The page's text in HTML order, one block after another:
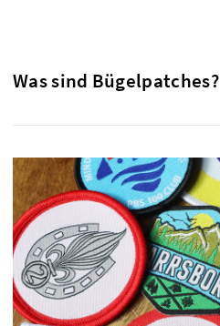
Was sind Bügelpatches?